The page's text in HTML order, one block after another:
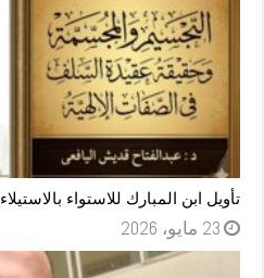
تأويل ابن المبارك للاستواء بالاستيلاء
23 مايو، 2026